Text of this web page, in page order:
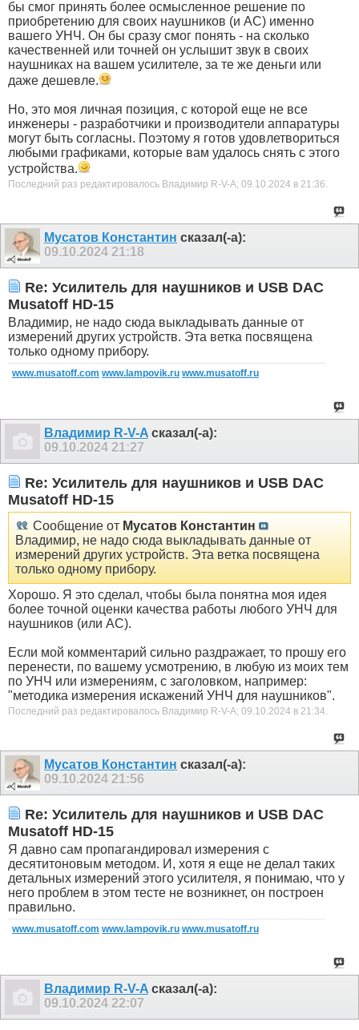
бы смог принять более осмысленное решение по
приобретению для своих наушников (и АС) именно
вашего УНЧ. Он бы сразу смог понять - на сколько
качественней или точней он услышит звук в своих
наушниках на вашем усилителе, за те же деньги или
даже дешевле.
Но, это моя личная позиция, с которой еще не все
инженеры - разработчики и производители аппаратуры
могут быть согласны. Поэтому я готов удовлетвориться
любыми графиками, которые вам удалось снять с этого
устройства.
Последний раз редактировалось Владимир R-V-A; 09.10.2024 в 21:36.
Мусатов Константин сказал(-а):
09.10.2024 21:18
Re: Усилитель для наушников и USB DAC
Musatoff HD-15
Владимир, не надо сюда выкладывать данные от
измерений других устройств. Эта ветка посвящена
только одному прибору.
www.musatoff.com www.lampovik.ru www.musatoff.ru
Владимир R-V-A сказал(-а):
09.10.2024 21:27
Re: Усилитель для наушников и USB DAC
Musatoff HD-15
Сообщение от Мусатов Константин
Владимир, не надо сюда выкладывать данные от
измерений других устройств. Эта ветка посвящена
только одному прибору.
Хорошо. Я это сделал, чтобы была понятна моя идея
более точной оценки качества работы любого УНЧ для
наушников (или АС).
Если мой комментарий сильно раздражает, то прошу его
перенести, по вашему усмотрению, в любую из моих тем
по УНЧ или измерениям, с заголовком, например:
"методика измерения искажений УНЧ для наушников".
Последний раз редактировалось Владимир R-V-A; 09.10.2024 в 21:34.
Мусатов Константин сказал(-а):
09.10.2024 21:56
Re: Усилитель для наушников и USB DAC
Musatoff HD-15
Я давно сам пропагандировал измерения с
десятитоновым методом. И, хотя я еще не делал таких
детальных измерений этого усилителя, я понимаю, что у
него проблем в этом тесте не возникнет, он построен
правильно.
www.musatoff.com www.lampovik.ru www.musatoff.ru
Владимир R-V-A сказал(-а):
09.10.2024 22:07